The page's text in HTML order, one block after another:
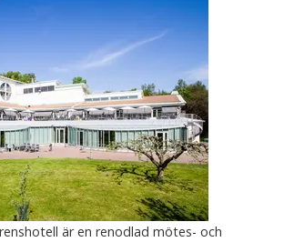
är en renodlad mötes- och